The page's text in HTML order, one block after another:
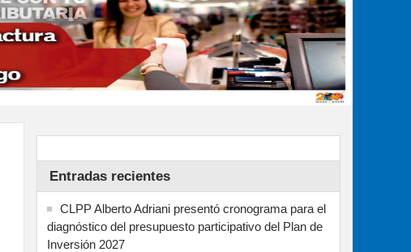
Entradas recientes
CLPP Alberto Adriani presentó cronograma para el
diagnóstico del presupuesto participativo del Plan de
Inversión 2027